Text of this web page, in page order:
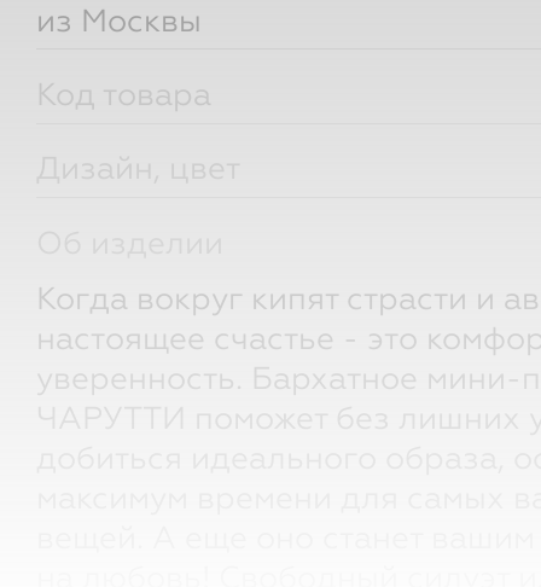
из Москвы
Код товара
Дизайн, цвет
Когда вокруг кипят страсти и
настоящее счастье ‒ это
уверенность. Бархатное мини-